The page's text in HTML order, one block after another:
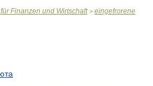
Finanzen und Wirtschaft> eingefrorene